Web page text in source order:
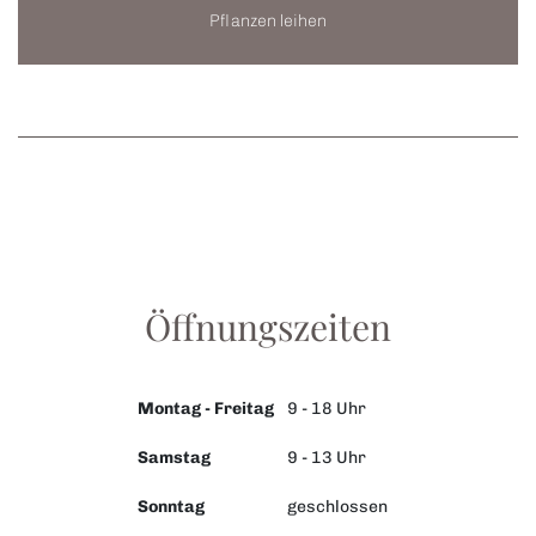
Pflanzen leihen
Öffnungszeiten
Montag - Freitag 9 - 18 Uhr
Samstag 9 - 13 Uhr
Sonntag geschlossen